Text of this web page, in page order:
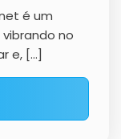
é um
no
e, […]